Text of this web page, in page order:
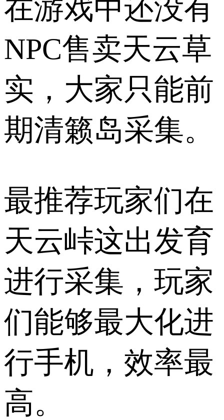
在游戏中还没有
NPC售卖天云草
实，大家只能前
期清籁岛采集。
最推荐玩家们在
天云峠这出发育
进行采集，玩家
们能够最大化进
行手机，效率最
高。